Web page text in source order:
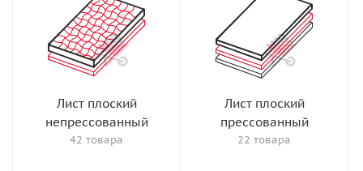
Лист плоский
непрессованный
42 товара
Лист плоский
прессованный
22 товара